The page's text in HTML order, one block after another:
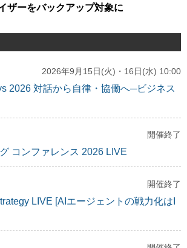
ザーをバックアップ対象に
2026年9月15日(火)・16日(水) 10:00
2026 対話から自律・協働へ─ビジネス
開催終了
コンファレンス 2026 LIVE
開催終了
LIVE [AIエージェントの戦力化はI